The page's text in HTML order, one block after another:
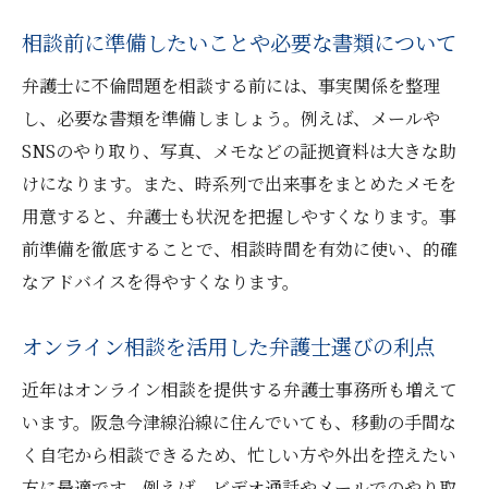
相談前に準備したいことや必要な書類について
弁護士に不倫問題を相談する前には、事実関係を整理
し、必要な書類を準備しましょう。例えば、メールや
SNSのやり取り、写真、メモなどの証拠資料は大きな助
けになります。また、時系列で出来事をまとめたメモを
用意すると、弁護士も状況を把握しやすくなります。事
前準備を徹底することで、相談時間を有効に使い、的確
なアドバイスを得やすくなります。
オンライン相談を活用した弁護士選びの利点
近年はオンライン相談を提供する弁護士事務所も増えて
います。阪急今津線沿線に住んでいても、移動の手間な
く自宅から相談できるため、忙しい方や外出を控えたい